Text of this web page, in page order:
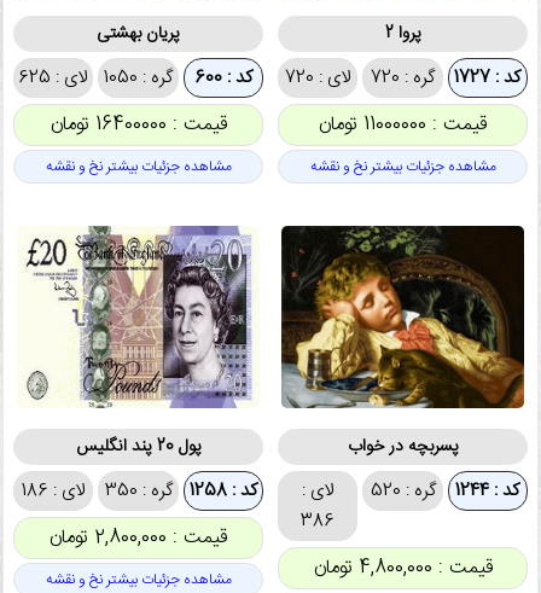
پروا 2
کد : 1727 گره : 720 لای : 720
قیمت : 11000000 تومان
مشاهده جزئیات بیشتر نخ و نقشه
پریان بهشتی
کد : 600 گره : 1050 لای : 625
قیمت : 16400000 تومان
مشاهده جزئیات بیشتر نخ و نقشه
پسربچه در خواب
کد : 1244 گره : 520
لای :
386
قیمت : 4,800,000 تومان
پول 20 پند انگلیس
کد : 1258 گره : 350 لای : 186
قیمت : 2,800,000 تومان
مشاهده جزئیات بیشتر نخ و نقشه